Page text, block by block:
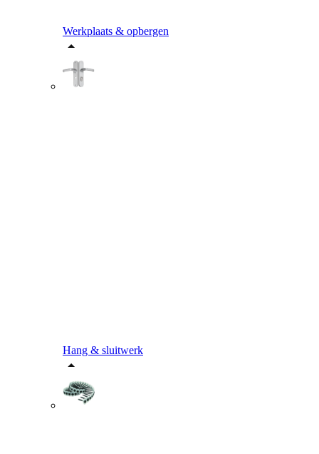
Werkplaats & opbergen
Hang & sluitwerk